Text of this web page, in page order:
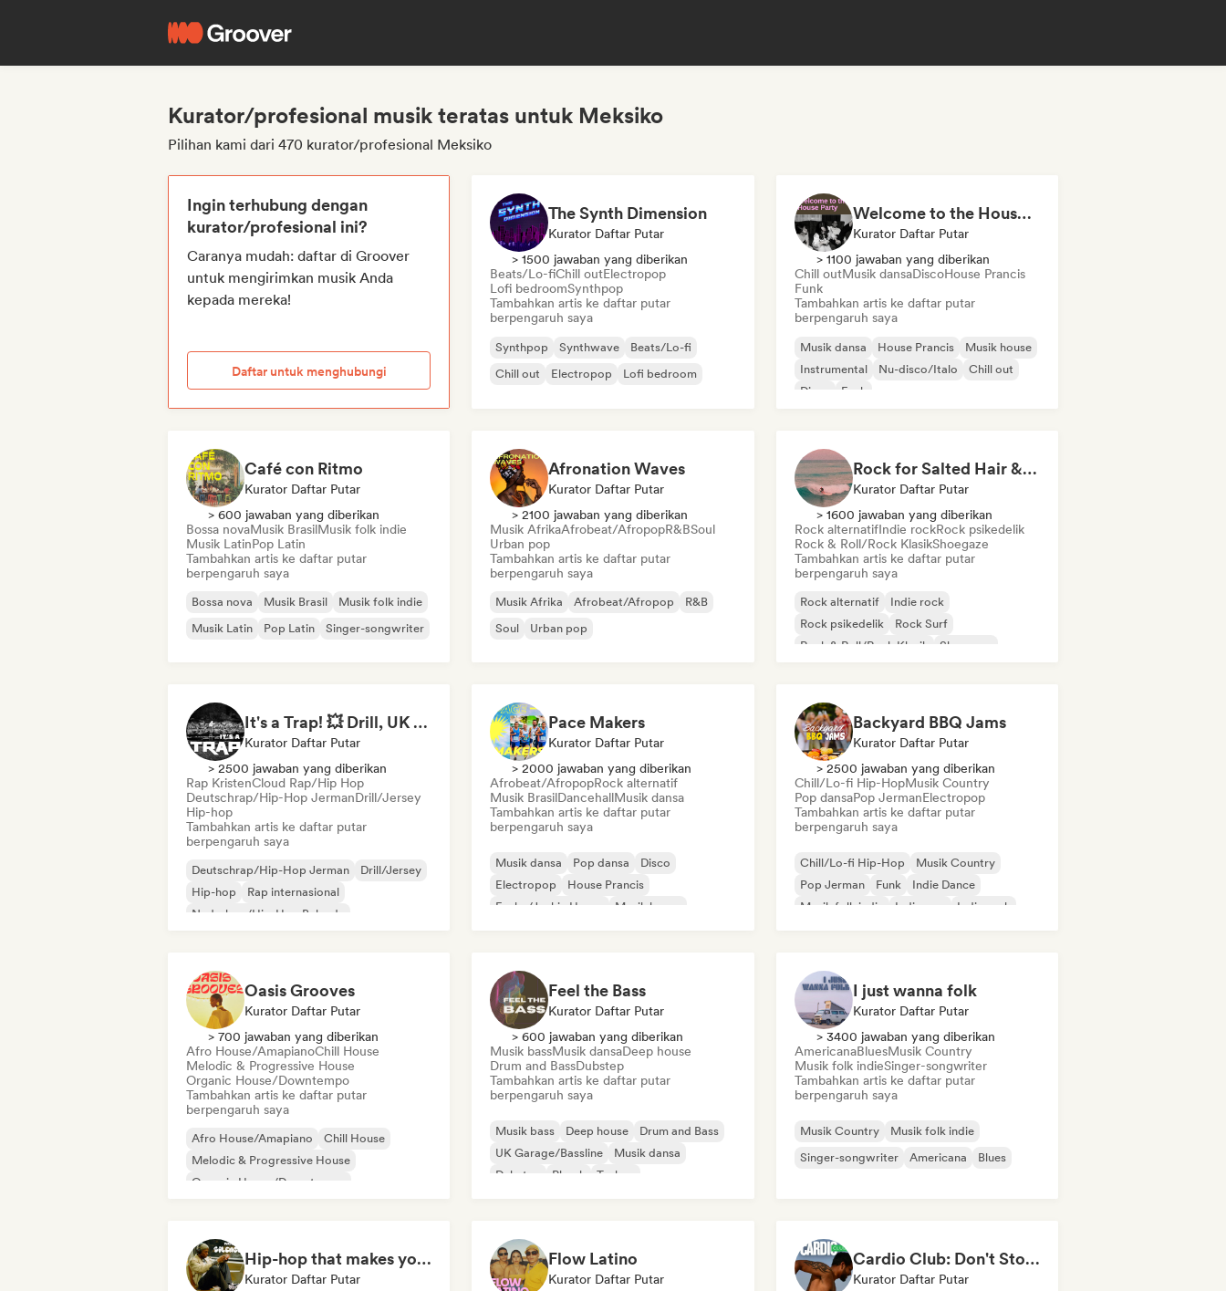
Kurator/profesional musik teratas untuk Meksiko
Pilihan kami dari 470 kurator/profesional Meksiko
Ingin terhubung dengan
kurator/profesional ini?
Caranya mudah: daftar di Groover
untuk mengirimkan musik Anda
kepada mereka!
Daftar untuk menghubungi
The Synth Dimension
Kurator Daftar Putar
> 1500 jawaban yang diberikan
Beats/Lo-fiChill outElectropop
Lofi bedroomSynthpop
Tambahkan artis ke daftar putar
berpengaruh saya
Synthpop Synthwave
Beats/Lo-fi
Chill out
Electropop Lofi bedroom
Welcome to the House Party
Kurator Daftar Putar
> 1100 jawaban yang diberikan
Chill outMusik dansaDiscoHouse Prancis
Funk
Tambahkan artis ke daftar putar
berpengaruh saya
Musik dansa House Prancis
Musik house
Instrumental
Nu-disco/Italo
Chill out
Disco
Funk
Café con Ritmo
Kurator Daftar Putar
> 600 jawaban yang diberikan
Bossa novaMusik BrasilMusik folk indie
Musik LatinPop Latin
Tambahkan artis ke daftar putar
berpengaruh saya
Bossa nova Musik Brasil
Musik folk indie
Musik Latin
Pop Latin Singer-songwriter
Afronation Waves
Kurator Daftar Putar
> 2100 jawaban yang diberikan
Musik AfrikaAfrobeat/AfropopR&BSoul
Urban pop
Tambahkan artis ke daftar putar
berpengaruh saya
Musik Afrika Afrobeat/Afropop
R&B
Soul
Urban pop
Rock for Salted Hair & Sandy Toes
Kurator Daftar Putar
> 1600 jawaban yang diberikan
Rock alternatifIndie rockRock psikedelik
Rock & Roll/Rock KlasikShoegaze
Tambahkan artis ke daftar putar
berpengaruh saya
Rock alternatif
Indie rock
Rock psikedelik
Rock Surf
Rock & Roll/Rock Klasik
Shoegaze
It's a Trap! 💥 Drill, UK Drill & Hard-Hitting Trap
Kurator Daftar Putar
> 2500 jawaban yang diberikan
Rap KristenCloud Rap/Hip Hop
Deutschrap/Hip-Hop JermanDrill/Jersey
Hip-hop
Tambahkan artis ke daftar putar
berpengaruh saya
Deutschrap/Hip-Hop Jerman
Drill/Jersey
Hip-hop
Rap internasional
Nederhop/Hip-Hop Belanda
Pace Makers
Kurator Daftar Putar
> 2000 jawaban yang diberikan
Afrobeat/AfropopRock alternatif
Musik BrasilDancehallMusik dansa
Tambahkan artis ke daftar putar
berpengaruh saya
Musik dansa Pop dansa
Disco
Electropop
House Prancis
Funky/Jackin House
Musik house
Backyard BBQ Jams
Kurator Daftar Putar
> 2500 jawaban yang diberikan
Chill/Lo-fi Hip-HopMusik Country
Pop dansaPop JermanElectropop
Tambahkan artis ke daftar putar
berpengaruh saya
Chill/Lo-fi Hip-Hop
Musik Country
Pop Jerman
Funk
Indie Dance
Musik folk indie
Indie pop Indie rock
Oasis Grooves
Kurator Daftar Putar
> 700 jawaban yang diberikan
Afro House/AmapianoChill House
Melodic & Progressive House
Organic House/Downtempo
Tambahkan artis ke daftar putar
berpengaruh saya
Afro House/Amapiano
Chill House
Melodic & Progressive House
Organic House/Downtempo
Feel the Bass
Kurator Daftar Putar
> 600 jawaban yang diberikan
Musik bassMusik dansaDeep house
Drum and BassDubstep
Tambahkan artis ke daftar putar
berpengaruh saya
Musik bass Deep house
Drum and Bass
UK Garage/Bassline
Musik dansa
Dubstep
Phonk Techno
I just wanna folk
Kurator Daftar Putar
> 3400 jawaban yang diberikan
AmericanaBluesMusik Country
Musik folk indieSinger-songwriter
Tambahkan artis ke daftar putar
berpengaruh saya
Musik Country
Musik folk indie
Singer-songwriter
Americana Blues
Hip-hop that makes you nod in silence
Kurator Daftar Putar
Flow Latino
Kurator Daftar Putar
Cardio Club: Don't Stop! 💦
Kurator Daftar Putar